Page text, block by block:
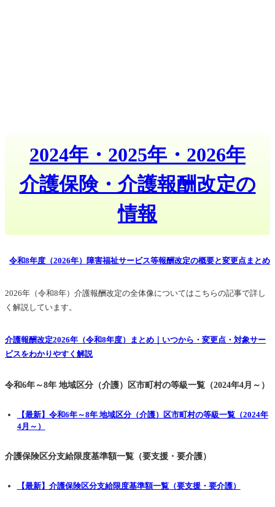
2024年・2025年・2026年
介護保険・介護報酬改定の
情報
令和8年度（2026年）障害福祉サービス等報酬改定の概要と変更点まとめ
2026年（令和8年）介護報酬改定の全体像についてはこちらの記事で詳し
く解説しています。
介護報酬改定2026年（令和8年度）まとめ｜いつから・変更点・対象サー
ビスをわかりやすく解説
令和6年～8年 地域区分（介護）区市町村の等級一覧（2024年4月～）
【最新】令和6年～8年 地域区分（介護）区市町村の等級一覧（2024年
4月～）
介護保険区分支給限度基準額一覧（要支援・要介護）
【最新】介護保険区分支給限度基準額一覧（要支援・要介護）